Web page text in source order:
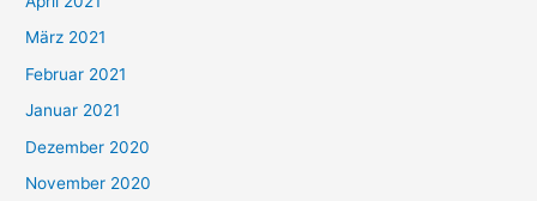
März 2021
Februar 2021
Januar 2021
Dezember 2020
November 2020